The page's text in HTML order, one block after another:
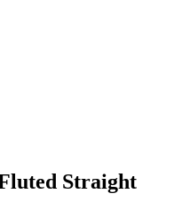
Straight